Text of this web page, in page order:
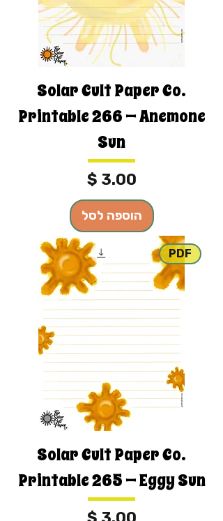
Solar Cult Paper Co.
Printable 266 — Anemone
Sun
מחיר
הוספה לסל
PDF
Solar Cult Paper Co.
Printable 265 — Eggy Sun
מחיר